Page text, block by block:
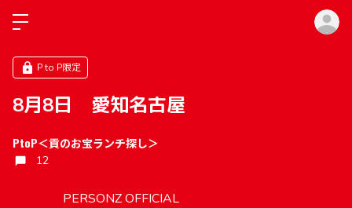
P to P限定
8月8日 愛知名古屋
PtoP＜貢のお宝ランチ探し＞
12
PERSONZ OFFICIAL